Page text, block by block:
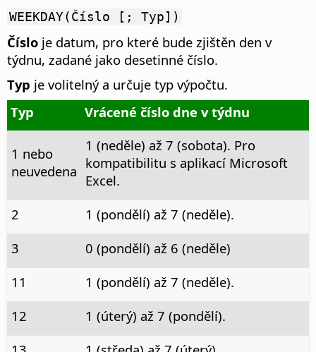
WEEKDAY(Číslo [; Typ])
Číslo je datum, pro které bude zjištěn den v
týdnu, zadané jako desetinné číslo.
Typ je volitelný a určuje typ výpočtu.
Typ
Vrácené číslo dne v týdnu
1 nebo
neuvedena
1 (neděle) až 7 (sobota). Pro
kompatibilitu s aplikací Microsoft
Excel.
2
1 (pondělí) až 7 (neděle).
3
0 (pondělí) až 6 (neděle)
11
1 (pondělí) až 7 (neděle).
12
1 (úterý) až 7 (pondělí).